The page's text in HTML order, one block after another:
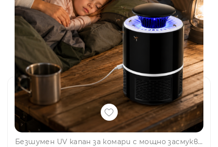
Безшумен UV капан за комари с мощно засмукване, за площ 20 кв. м., с USB захранване